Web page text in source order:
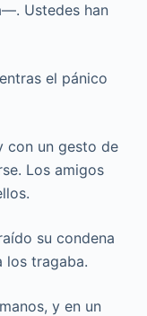
Ustedes han
el pánico
con un gesto de
Los amigos
su condena
los tragaba.
y en un